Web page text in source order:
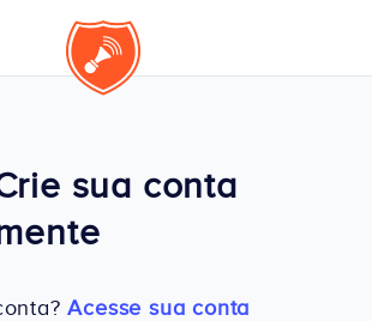
sua conta
Acesse sua conta